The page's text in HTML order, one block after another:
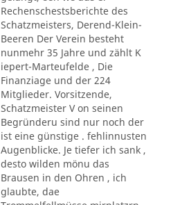
Rechenschestsberichte des
Schatzmeisters, Derend-Klein-
Beeren Der Verein besteht
nunmehr 35 Jahre und zählt K
iepert-Marteufelde , Die
Finanziage und der 224
Mitglieder. Vorsitzende,
Schatzmeister V on seinen
Begründeru sind nur noch der
ist eine günstige . fehlinnusten
Augenblicke. Je tiefer ich sank ,
desto wilden mönu das
Brausen in den Ohren , ich
glaubte, dae